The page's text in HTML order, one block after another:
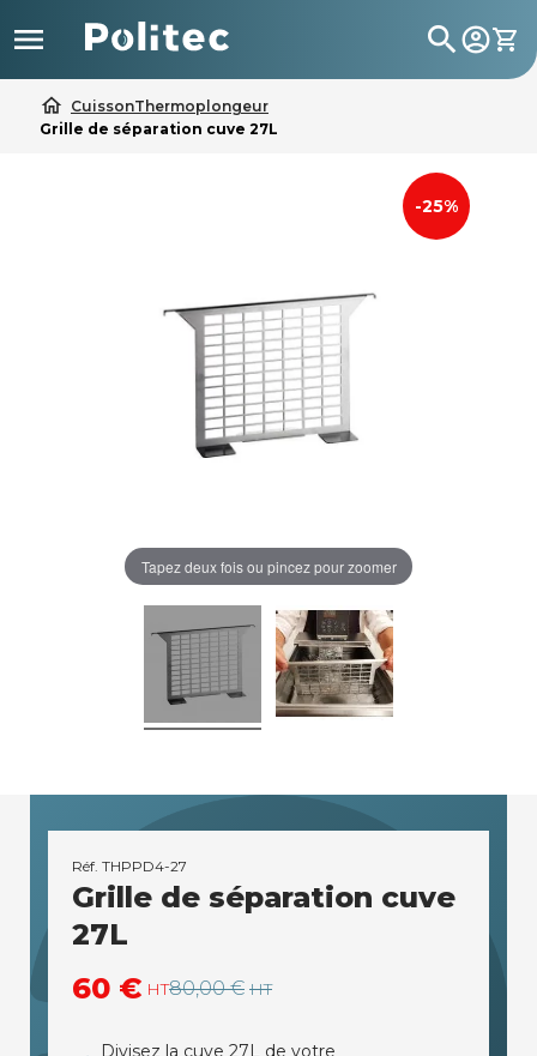
 search
home CuissonThermoplongeur
Grille de séparation cuve 27L
-25%
Tapez deux fois ou pincez pour zoomer
Réf. THPPD4-27
Grille de séparation cuve
27L
60 € HT80,00 € HT
Divisez la cuve 27L de votre